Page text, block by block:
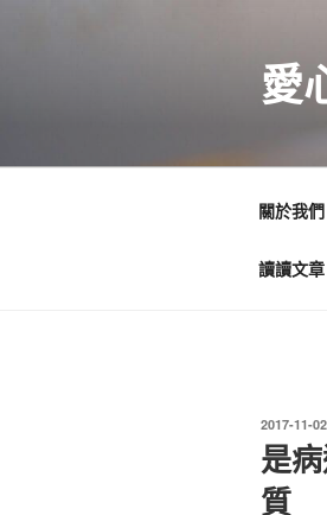
愛
關於我們
讀讀文章
發
佈
於
2017-11-02
是
質